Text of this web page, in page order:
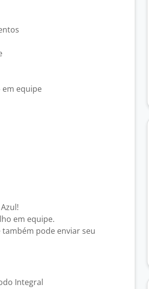
equipe
em equipe.
também pode enviar seu
Integral